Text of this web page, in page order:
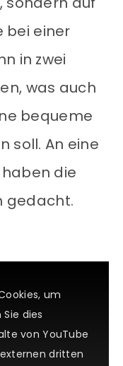
bei einer
in zwei
was auch
bequeme
soll. An eine
die
gedacht.
um
dies
von YouTube
dritten